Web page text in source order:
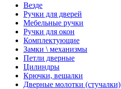
Везде
Ручки для дверей
Мебельные ручки
Ручки для окон
Комплектующие
Замки \ механизмы
Петли дверные
Цилиндры
Крючки, вешалки
Дверные молотки (стучалки)